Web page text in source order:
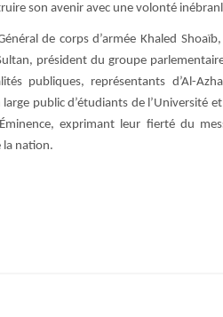
son avenir avec une volonté
de corps d’armée Khaled
président du groupe
publiques, représentants d’Al-
large public d’étudiants de
exprimant leur fierté du
la nation.